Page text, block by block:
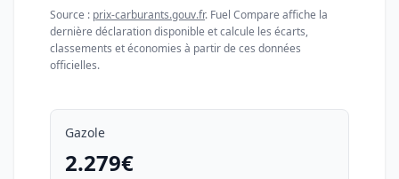
Source : prix-carburants.gouv.fr. Fuel Compare affiche la
dernière déclaration disponible et calcule les écarts,
classements et économies à partir de ces données
officielles.
Gazole
2.279€